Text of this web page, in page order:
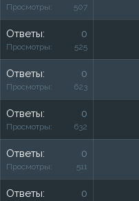
Просмотры 507
Ответы 0
Просмотры 525
Ответы 0
Просмотры 623
Ответы 0
Просмотры 632
Ответы 0
Просмотры 511
Ответы 0